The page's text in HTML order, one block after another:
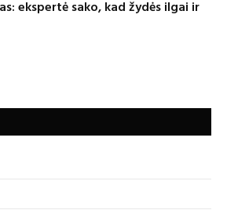
ekspertė sako, kad žydės ilgai ir